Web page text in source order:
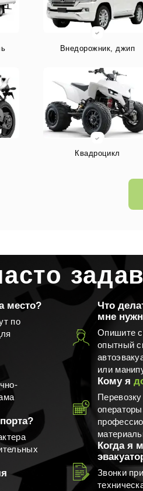
Внедорожник, джип
Квадроцикл
место?
по
Что
мне
Опишите
опытный
или
Кому я
Когда я
Звонки